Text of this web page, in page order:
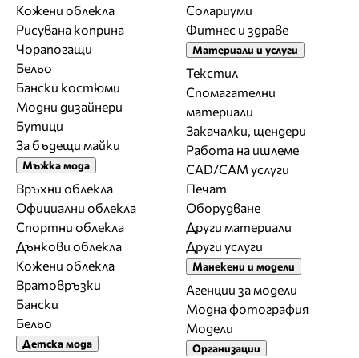
Кожени облекла
Рисувана коприна
Чорапогащи
Бельо
Бански костюми
Модни дизайнери
Бутици
За бъдещи майки
Мъжка мода
Връхни облекла
Официални облекла
Спортни облекла
Дънкови облекла
Кожени облекла
Вратовръзки
Бански
Бельо
Детска мода
Солариуми
Фитнес и здраве
Материали и услуги
Текстил
Спомагателни
материали
Закачалки, щендери
Работа на ишлеме
CAD/CAM услуги
Печат
Оборудване
Други материали
Други услуги
Манекени и модели
Агенции за модели
Модна фотография
Модели
Организации